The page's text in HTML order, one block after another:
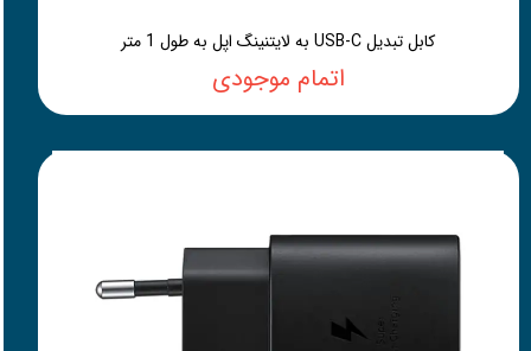
کابل تبدیل USB-C به لایتنینگ اپل به طول 1 متر
اتمام موجودی